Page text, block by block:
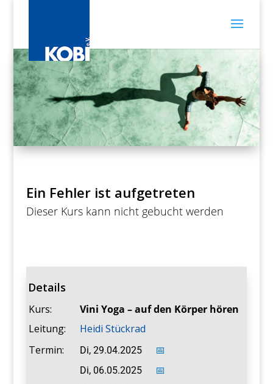
Ein Fehler ist aufgetreten
Dieser Kurs kann nicht gebucht werden
Details
Kurs:
Vini Yoga – auf den Körper hören
Leitung:
Heidi Stückrad
Termin:
Di, 29.04.2025
📅
Di, 06.05.2025
📅